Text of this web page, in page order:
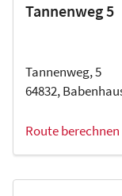
Tannenweg 5
Tannenweg, 5
64832,
Route berechnen